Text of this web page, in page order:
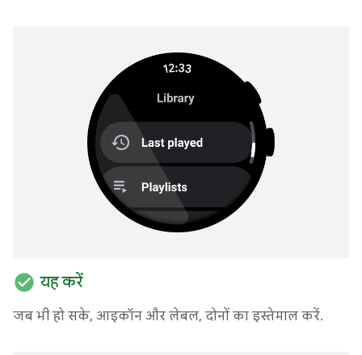
check_circle यह करें
जब भी हो सके, आइकॉन और लेबल, दोनों का इस्तेमाल करें.